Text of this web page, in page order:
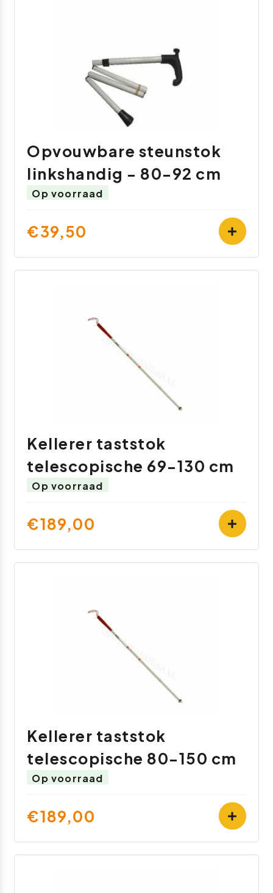
Opvouwbare steunstok
linkshandig - 80-92 cm
Op voorraad
€39,50
Kellerer taststok
telescopische 69-130 cm
Op voorraad
€189,00
Kellerer taststok
telescopische 80-150 cm
Op voorraad
€189,00